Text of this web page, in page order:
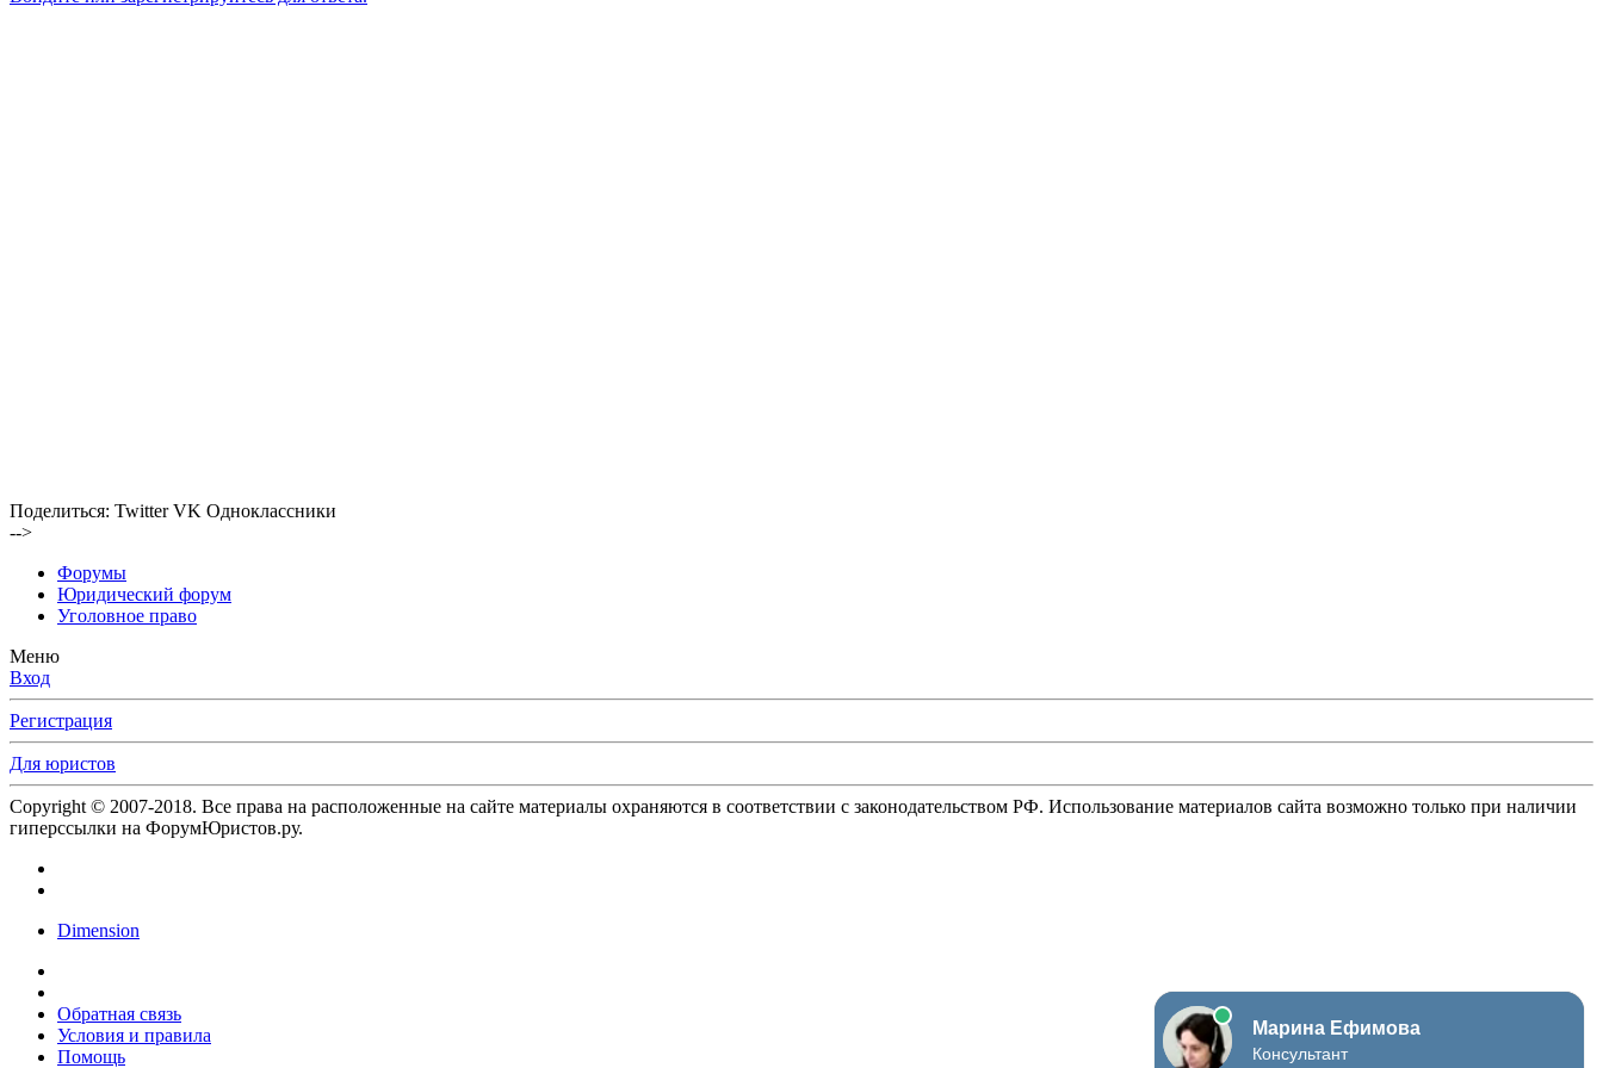
Поделиться: Twitter VK Одноклассники
-->
Форумы
Юридический форум
Уголовное право
Меню
Вход
Регистрация
Для юристов
Copyright © 2007-2018. Все права на расположенные на сайте материалы охраняются в соответствии с законодательством РФ. Использование материалов сайта возможно только при наличии
гиперссылки на ФорумЮристов.ру.
Dimension
Обратная связь
Условия и правила
Помощь